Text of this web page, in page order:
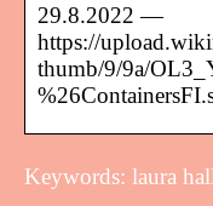
29.8.2022 —
https://
thumb/9/9a/
Keywords: laura